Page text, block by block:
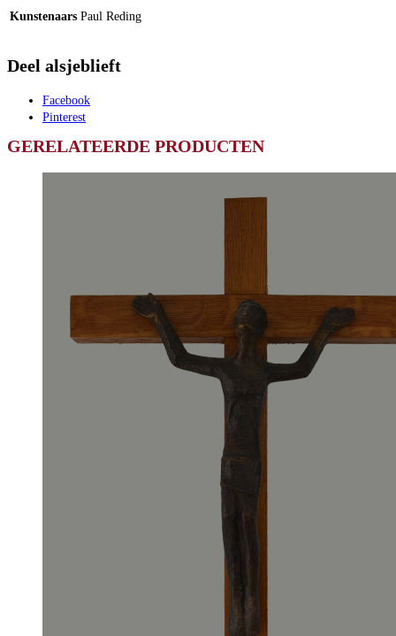
Kunstenaars Paul Reding
Deel alsjeblieft
Facebook
Pinterest
GERELATEERDE PRODUCTEN